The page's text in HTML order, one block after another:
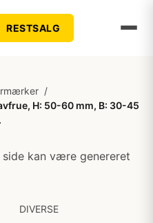
RESTSALG
/
H: 50-60 mm, B: 30-45
kan være genereret
DIVERSE